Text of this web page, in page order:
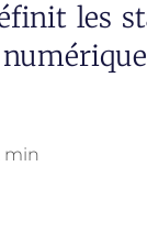
les
min